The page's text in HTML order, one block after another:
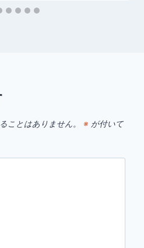
ことはありません。 ※ が付いて